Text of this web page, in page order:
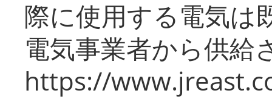
際に使用する電気は
電気事業者から供給
https://